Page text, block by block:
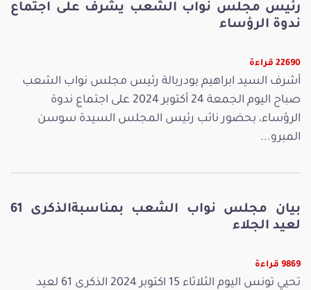
رئيس مجلس نواب الشعب يشرف على اجتماع
ندوة الرؤساء
22690 قراءة
أشرف السيد ابراهيم بودربالة رئيس مجلس نواب الشعب
صباح اليوم الجمعة 24 أكتوبر 2024 على اجتماع ندوة
الرؤساء، بحضور نائب رئيس المجلس السيدة سوسن
المبرو...
بيان مجلس نواب الشعب بمناسبةالذكرى 61
لعيد الجلاء
9869 قراءة
تحيي تونس اليوم الثلاثاء 15 اكتوبر 2024 الذكرى 61 لعيد